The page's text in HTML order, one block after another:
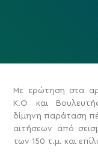
Με ερώτηση στα
Κ.Ο και
δίμηνη παράταση
αιτήσεων από
των 150 τ.μ. και